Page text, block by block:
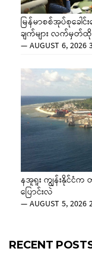
မြန်မာစစ်အုပ်စုခေါ
ချက်များ လက်မှတ်
—AUGUST 6, 2026
နအူရူး ကျွန်းနိုင်ငံက
ပြောင်းလဲ
—AUGUST 5, 2026
RECENT